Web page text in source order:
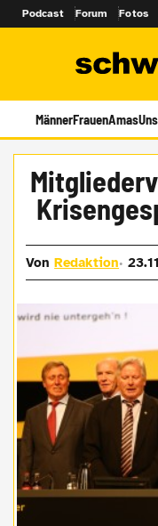
Podcast Forum Fotos
MännerFrauenAmas
VonRedaktion